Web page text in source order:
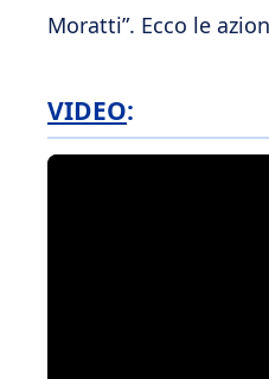
Moratti”. Ecco le
VIDEO: